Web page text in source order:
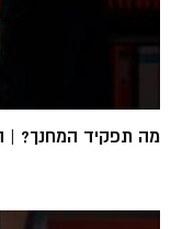
מה תפקיד המחנך? |